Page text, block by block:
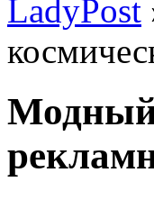
LadyPost
Модный